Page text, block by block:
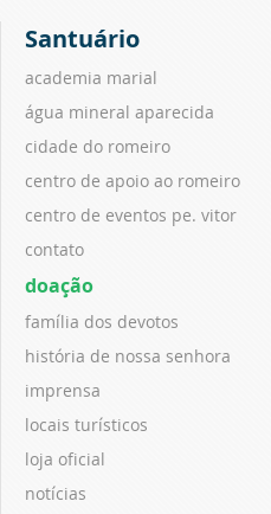
Santuário
academia marial
água mineral aparecida
cidade do romeiro
centro de apoio ao romeiro
centro de eventos pe. vitor
contato
doação
família dos devotos
história de nossa senhora
imprensa
locais turísticos
loja oficial
notícias